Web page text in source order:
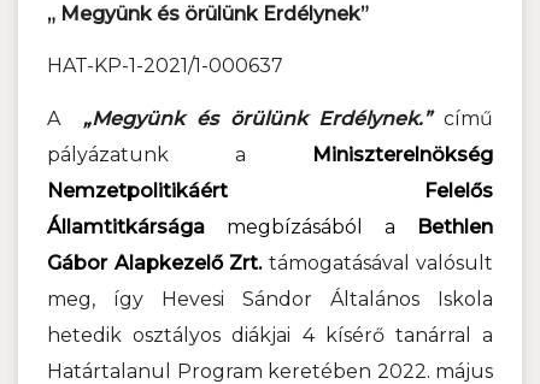
„ Megyünk és örülünk Erdélynek”
HAT-KP-1-2021/1-000637
A „Megyünk és örülünk Erdélynek.”című
pályázatunk a
Miniszterelnökség
Nemzetpolitikáért Felelős
Államtitkársága megbízásából a
Bethlen
Gábor Alapkezelő Zrt. támogatásával valósult
meg, így Hevesi Sándor Általános Iskola
hetedik osztályos diákjai 4 kísérő tanárral a
Határtalanul Program keretében 2022. május